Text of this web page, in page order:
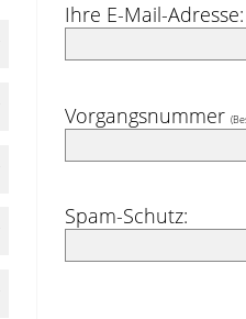
Ihre E-Mail-Adresse:
Vorgangsnummer
Spam-Schutz: